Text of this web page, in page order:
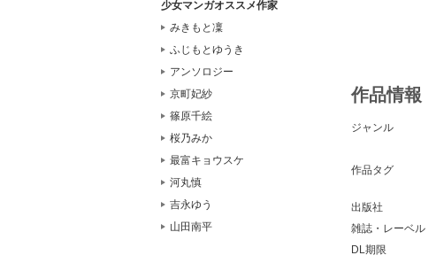
少女マンガオススメ作家
みきもと凜
ふじもとゆうき
アンソロジー
京町妃紗
篠原千絵
桜乃みか
最富キョウスケ
河丸慎
吉永ゆう
山田南平
作品情報
ジャンル
作品タグ
出版社
雑誌・レーベル
DL期限